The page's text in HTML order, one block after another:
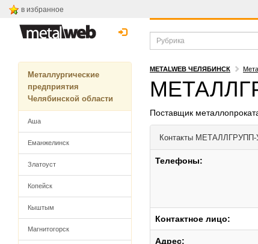
в избранное
Металлургические
предприятия
Челябинской области
Аша
Еманжелинск
Златоуст
Копейск
Кыштым
Магнитогорск
METALWEB ЧЕЛЯБИНСК
Поставщик
Контакты МЕТАЛЛГРУПП-
Телефоны:
Контактное лицо:
Адрес: